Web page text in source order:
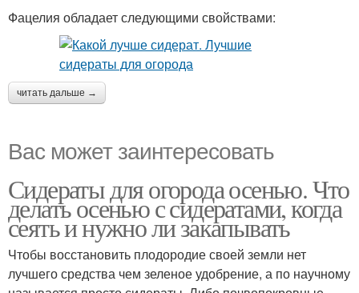
Фацелия обладает следующими свойствами:
читать дальше →
Вас может заинтересовать
Сидераты для огорода осенью. Что
делать осенью с сидератами, когда
сеять и нужно ли закапывать
Чтобы восстановить плодородие своей земли нет
лучшего средства чем зеленое удобрение, а по научному